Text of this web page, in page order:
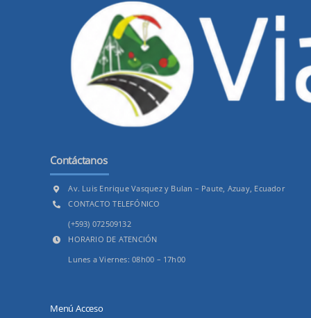
Contáctanos
Av. Luis Enrique Vasquez y Bulan – Paute, Azuay, Ecuador
CONTACTO TELEFÓNICO
(+593) 072509132
HORARIO DE ATENCIÓN
Lunes a Viernes: 08h00 – 17h00
Menú Acceso